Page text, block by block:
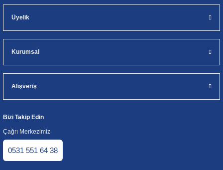
Üyelik
Kurumsal
Alışveriş
Bizi Takip Edin
Çağrı Merkezimiz
0531 551 64 38